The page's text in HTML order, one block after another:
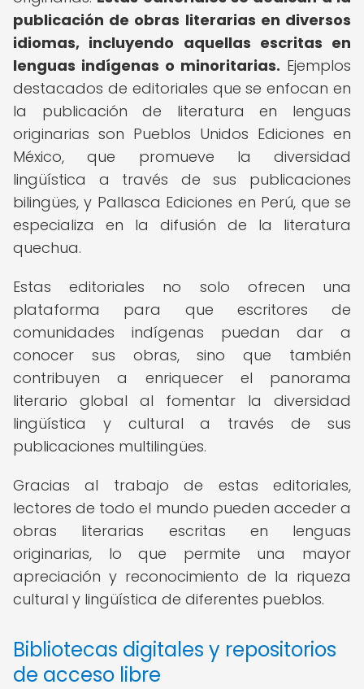
publicación de obras literarias en diversos
idiomas, incluyendo aquellas escritas en
lenguas indígenas o minoritarias. Ejemplos
destacados de editoriales que se enfocan en
la publicación de literatura en lenguas
originarias son Pueblos Unidos Ediciones en
México, que promueve la diversidad
lingüística a través de sus publicaciones
bilingües, y Pallasca Ediciones en Perú, que se
especializa en la difusión de la literatura
quechua.
Estas editoriales no solo ofrecen una
plataforma para que escritores de
comunidades indígenas puedan dar a
conocer sus obras, sino que también
contribuyen a enriquecer el panorama
literario global al fomentar la diversidad
lingüística y cultural a través de sus
publicaciones multilingües.
Gracias al trabajo de estas editoriales,
lectores de todo el mundo pueden acceder a
obras literarias escritas en lenguas
originarias, lo que permite una mayor
apreciación y reconocimiento de la riqueza
cultural y lingüística de diferentes pueblos.
Bibliotecas digitales y repositorios
de acceso libre